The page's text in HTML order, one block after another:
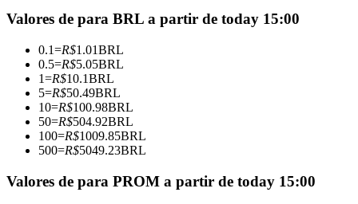
Torne-se um Trader de Cópias
Desfrute da partilha de lucros e comissões de copy trading
Valores de para BRL a partir de today 15:00
0.1=R$1.01BRL
0.5=R$5.05BRL
1=R$10.1BRL
5=R$50.49BRL
10=R$100.98BRL
50=R$504.92BRL
100=R$1009.85BRL
500=R$5049.23BRL
Valores de para PROM a partir de today 15:00